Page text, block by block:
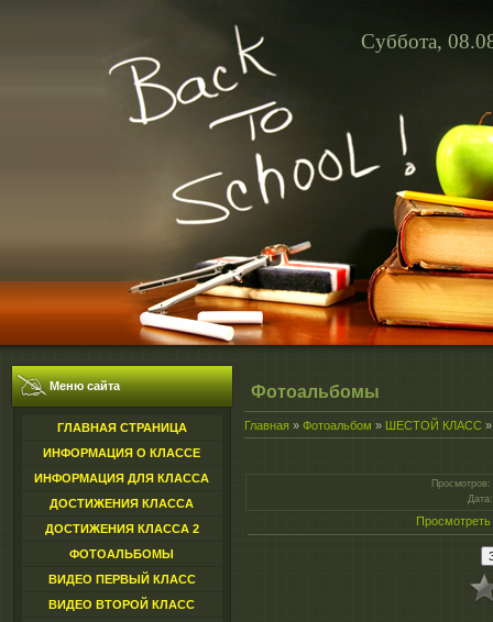
Суббота,
Меню сайта
ГЛАВНАЯ СТРАНИЦА
ИНФОРМАЦИЯ О КЛАССЕ
ИНФОРМАЦИЯ ДЛЯ КЛАССА
ДОСТИЖЕНИЯ КЛАССА
ДОСТИЖЕНИЯ КЛАССА 2
ФОТОАЛЬБОМЫ
ВИДЕО ПЕРВЫЙ КЛАСС
ВИДЕО ВТОРОЙ КЛАСС
Фотоальбомы
Главная » Фотоальбом » ШЕСТОЙ КЛАСС
Просмотров:
Дата